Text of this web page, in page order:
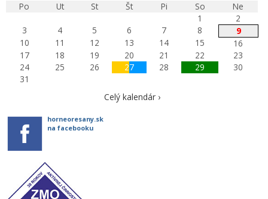
Po
Ut St Št Pi So
Ne
1
2
3
4 5 6 7 8
9
10
11 12 13 14 15
16
17
18 19 20 21 22
23
24
25 26 27 28 29
30
31
Celý kalendár ›
horneoresany.sk
na facebooku